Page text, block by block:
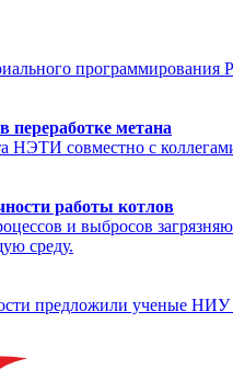
переработке метана
НЭТИ совместно с
работы котлов
и выбросов
среду.
предложили ученые